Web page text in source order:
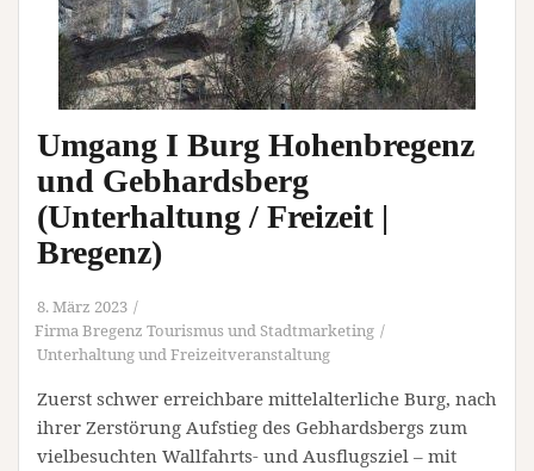
Umgang I Burg Hohenbregenz
und Gebhardsberg
(Unterhaltung / Freizeit |
Bregenz)
8. März 2023
Firma Bregenz Tourismus und Stadtmarketing
Unterhaltung und Freizeitveranstaltung
Zuerst schwer erreichbare mittelalterliche Burg, nach
ihrer Zerstörung Aufstieg des Gebhardsbergs zum
vielbesuchten Wallfahrts- und Ausflugsziel – mit